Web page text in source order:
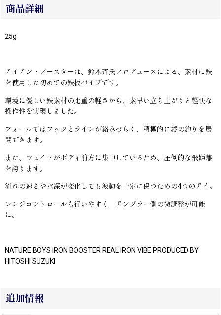
商品詳細
25g
アイアン・ブースターは、鈴木斉氏プロデュースによる、素材に鉄
を使用した初めての鉄板バイブです。
環境に優しい鉄素材の比重の軽さから、素早い立ち上がりと軽快な
操作性を実現しました。
フォールではフックとラインが絡みづらく、積極的に縦の釣りを展
開できます。
また、ウェイトがボディ前方に集中しているため、圧倒的な飛距離
を誇ります。
流れの速さや水深が変化しても波動を一定に保つための4つのアイ。
レンジコントロールも行いやすく、アングラー側の微調整が可能
に。
NATURE BOYS IRON BOOSTER REAL IRON VIBE PRODUCED BY
HITOSHI SUZUKI
追加情報